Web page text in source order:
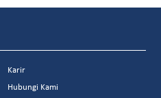
Karir
Hubungi Kami